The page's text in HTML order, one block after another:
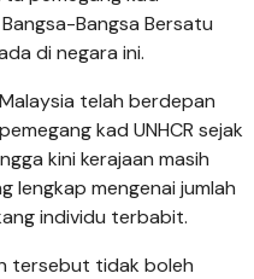
Bangsa Bersatu
di negara ini.
telah berdepan
kad UNHCR sejak
kini kerajaan masih
lengkap mengenai jumlah
individu terbabit.
tersebut tidak boleh